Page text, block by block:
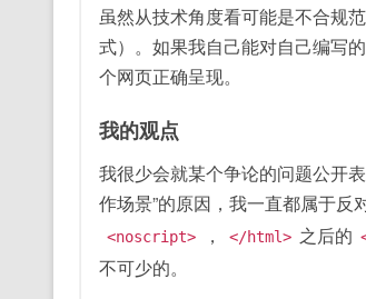
虽然从技术角度看可能是不合规
式）。如果我自己能对自己编写
个网页正确呈现。
我的观点
我很少会就某个争论的问题公开
作场景”的原因，我一直都属于
<noscript> ， </html> 之后的
不可少的。